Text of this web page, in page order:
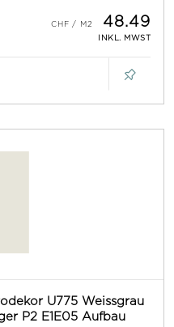
48.49
INKL. MWST
U775 Weissgrau
P2 E1E05 Aufbau